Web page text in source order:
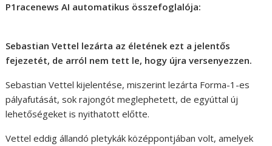
P1racenews AI automatikus összefoglalója:
Sebastian Vettel lezárta az életének ezt a jelentős
fejezetét, de arról nem tett le, hogy újra versenyezzen.
Sebastian Vettel kijelentése, miszerint lezárta Forma-1-es
pályafutását, sok rajongót meglephetett, de egyúttal új
lehetőségeket is nyithatott előtte.
Vettel eddig állandó pletykák középpontjában volt, amelyek